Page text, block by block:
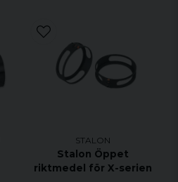
STALON
Stalon Öppet
riktmedel för X-serien